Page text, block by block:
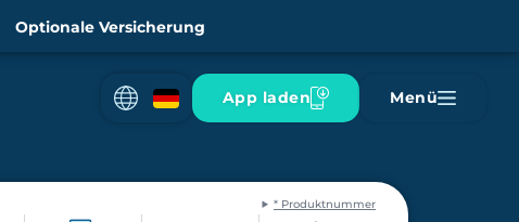
Optionale Versicherung
App laden Menü
* Produktnummer